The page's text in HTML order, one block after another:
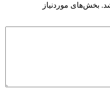
بخش‌های موردنیاز